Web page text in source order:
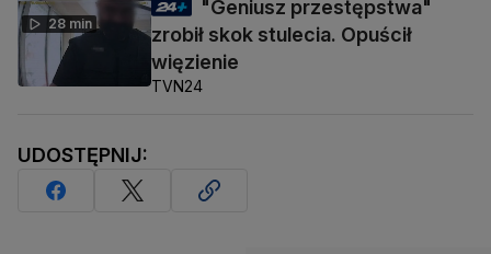
28 min
"Geniusz przestępstwa"
zrobił skok stulecia. Opuścił
więzienie
TVN24
UDOSTĘPNIJ: